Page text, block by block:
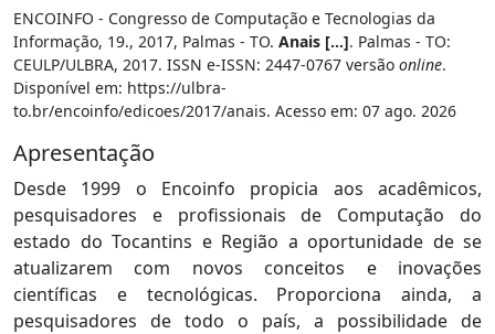
ENCOINFO - Congresso de Computação e Tecnologias da
Informação, 19., 2017, Palmas - TO. Anais [...]. Palmas - TO:
CEULP/ULBRA, 2017. ISSN e-ISSN: 2447-0767 versão online.
Disponível em: https://ulbra-
to.br/encoinfo/edicoes/2017/anais. Acesso em: 07 ago. 2026
Apresentação
Desde 1999 o Encoinfo propicia aos acadêmicos,
pesquisadores e profissionais de Computação do
estado do Tocantins e Região a oportunidade de se
atualizarem com novos conceitos e inovações
científicas e tecnológicas. Proporciona ainda, a
pesquisadores de todo o país, a possibilidade de